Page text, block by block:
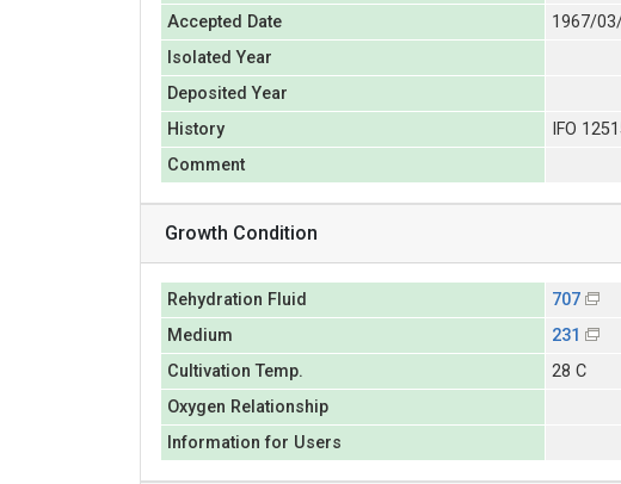
Accepted Date
1967/
Isolated Year
Deposited Year
History
IFO
Comment
Growth Condition
Rehydration Fluid
707
Medium
231
Cultivation Temp.
28 C
Oxygen Relationship
Information for Users